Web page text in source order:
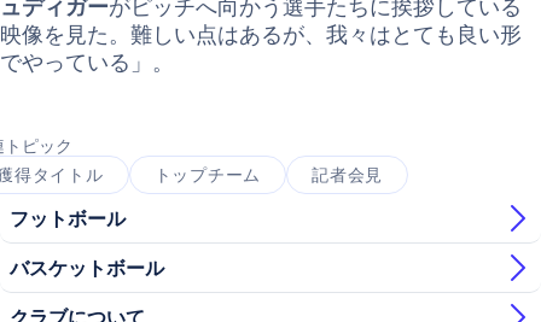
ュディガーがピッチへ向かう選手たちに挨拶している
映像を見た。難しい点はあるが、我々はとても良い形
でやっている」。
トピック
得タイトル
トップチーム 記者会見
フットボール
バスケットボール
クラブについて